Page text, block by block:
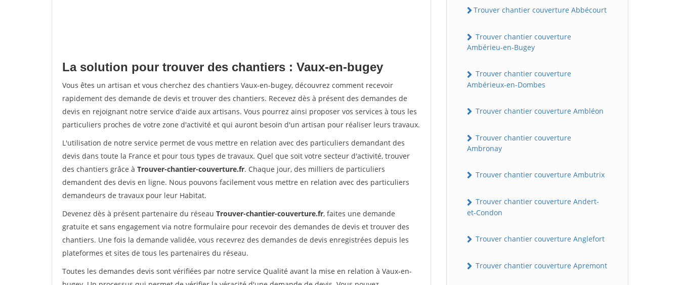
La solution pour trouver des chantiers : Vaux-en-bugey
Vous êtes un artisan et vous cherchez des chantiers Vaux-en-bugey, découvrez comment recevoir
rapidement des demande de devis et trouver des chantiers. Recevez dès à présent des demandes de
devis en rejoignant notre service d'aide aux artisans. Vous pourrez ainsi proposer vos services à tous les
particuliers proches de votre zone d'activité et qui auront besoin d'un artisan pour réaliser leurs travaux.
L'utilisation de notre service permet de vous mettre en relation avec des particuliers demandant des
devis dans toute la France et pour tous types de travaux. Quel que soit votre secteur d'activité, trouver
des chantiers grâce à Trouver-chantier-couverture.fr. Chaque jour, des milliers de particuliers
demandent des devis en ligne. Nous pouvons facilement vous mettre en relation avec des particuliers
demandeurs de travaux pour leur Habitat.
Devenez dès à présent partenaire du réseau Trouver-chantier-couverture.fr, faites une demande
gratuite et sans engagement via notre formulaire pour recevoir des demandes de devis et trouver des
chantiers. Une fois la demande validée, vous recevrez des demandes de devis enregistrées depuis les
plateformes et sites de tous les partenaires du réseau.
Toutes les demandes devis sont vérifiées par notre service Qualité avant la mise en relation à Vaux-en-
Trouver chantier couverture Abbécourt
Trouver chantier couverture
Ambérieu-en-Bugey
Trouver chantier couverture
Ambérieux-en-Dombes
Trouver chantier couverture Ambléon
Trouver chantier couverture
Ambronay
Trouver chantier couverture Ambutrix
Trouver chantier couverture Andert-
et-Condon
Trouver chantier couverture Anglefort
Trouver chantier couverture Apremont